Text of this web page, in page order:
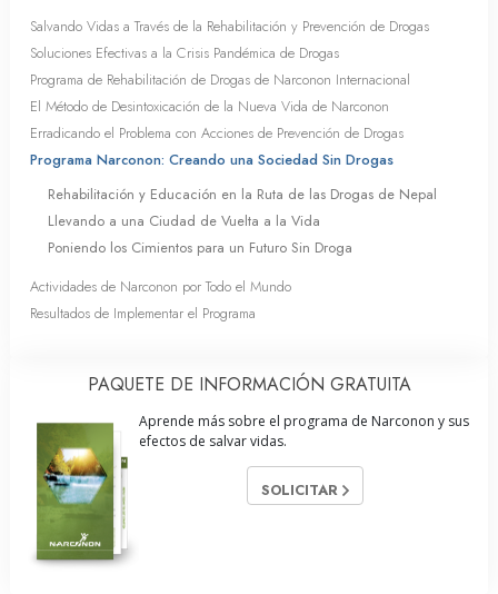
Salvando Vidas a Través de la Rehabilitación y Prevención de Drogas
Soluciones Efectivas a la Crisis Pandémica de Drogas
Programa de Rehabilitación de Drogas de Narconon Internacional
El Método de Desintoxicación de la Nueva Vida de Narconon
Erradicando el Problema con Acciones de Prevención de Drogas
Programa Narconon: Creando una Sociedad Sin Drogas
Rehabilitación y Educación en la Ruta de las Drogas de Nepal
Llevando a una Ciudad de Vuelta a la Vida
Poniendo los Cimientos para un Futuro Sin Droga
Actividades de Narconon por Todo el Mundo
Resultados de Implementar el Programa
PAQUETE DE INFORMACIÓN GRATUITA
Aprende más sobre el programa de Narconon y sus
efectos de salvar vidas.
SOLICITAR